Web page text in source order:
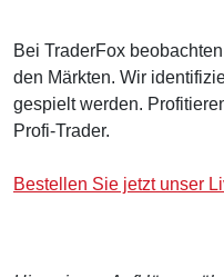
Bei TraderFox
den Märkten. Wir
gespielt werden.
Profi-Trader.
Bestellen Sie jetzt unser